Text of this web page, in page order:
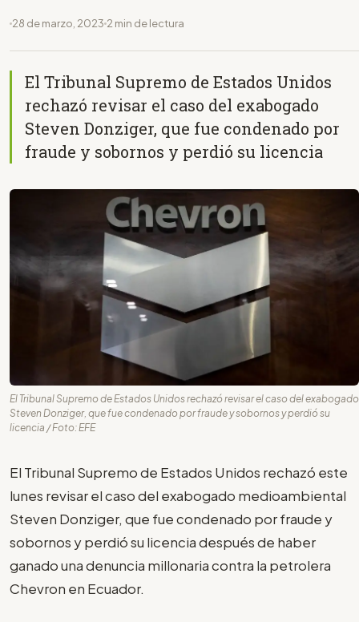
28 de marzo, 2023 2 min de lectura
El Tribunal Supremo de Estados Unidos
rechazó revisar el caso del exabogado
Steven Donziger, que fue condenado por
fraude y sobornos y perdió su licencia
El Tribunal Supremo de Estados Unidos rechazó revisar el caso del exabogado
Steven Donziger, que fue condenado por fraude y sobornos y perdió su
licencia / Foto: EFE
El Tribunal Supremo de Estados Unidos rechazó este
lunes revisar el caso del exabogado medioambiental
Steven Donziger, que fue condenado por fraude y
sobornos y perdió su licencia después de haber
ganado una denuncia millonaria contra la petrolera
Chevron en Ecuador.